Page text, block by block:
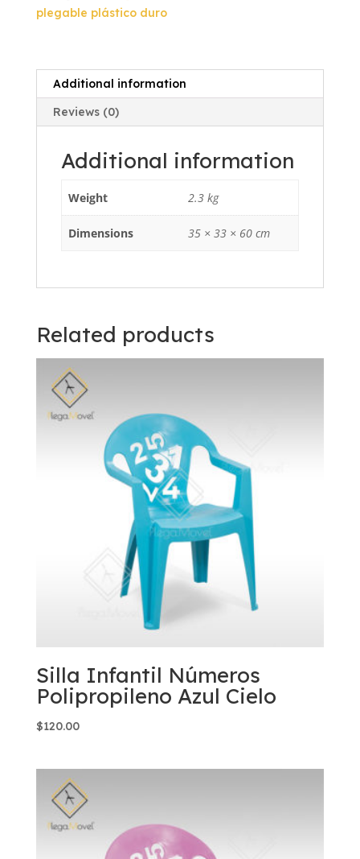
Plástico
Duro
quantity
plegable plástico duro
Additional information
Reviews (0)
Additional information
Weight 2.3 kg
Dimensions 35 × 33 × 60 cm
Related products
Silla Infantil Números
Polipropileno Azul Cielo
$120.00